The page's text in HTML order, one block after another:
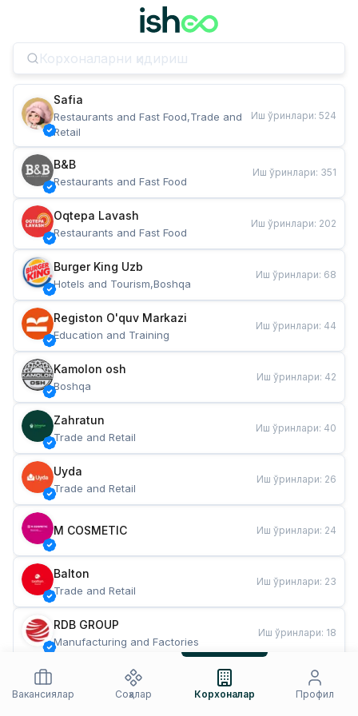
Safia
Restaurants and Fast Food,Trade and
Retail
Иш ўринлари: 524
B&B
Restaurants and Fast Food
Иш ўринлари: 351
Oqtepa Lavash
Restaurants and Fast Food
Иш ўринлари: 202
Burger King Uzb
Hotels and Tourism,Boshqa
Иш ўринлари: 68
Registon O'quv Markazi
Education and Training
Иш ўринлари: 44
Kamolon osh
Boshqa
Иш ўринлари: 42
Zahratun
Trade and Retail
Иш ўринлари: 40
Uyda
Trade and Retail
Иш ўринлари: 26
M COSMETIC Иш ўринлари: 24
Balton
Trade and Retail
Иш ўринлари: 23
RDB GROUP
Manufacturing and Factories
Иш ўринлари: 18
Restaurants and Fast Food
Иш ўринлари
Вакансиялар
Соҳалар Корхоналар Профил